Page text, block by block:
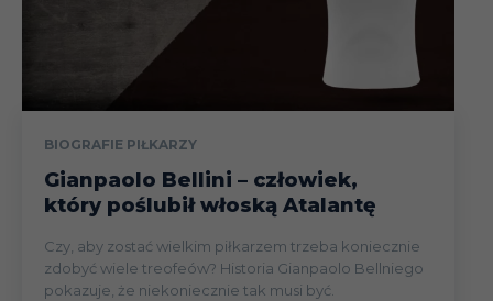
BIOGRAFIE PIŁKARZY
Gianpaolo Bellini – człowiek,
który poślubił włoską Atalantę
Czy, aby zostać wielkim piłkarzem trzeba koniecznie
zdobyć wiele treofeów? Historia Gianpaolo Bellniego
pokazuje, że niekoniecznie tak musi być.